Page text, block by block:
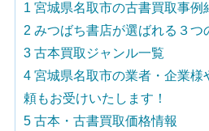
1 宮城県名取市の古書買取事例
2 みつばち書店が選ばれる３つ
3 古本買取ジャンル一覧
4 宮城県名取市の業者・企業様
頼もお受けいたします！
5 古本・古書買取価格情報